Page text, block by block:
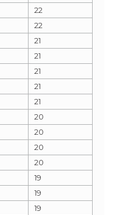
22
22
21
21
21
21
21
20
20
20
20
19
19
19